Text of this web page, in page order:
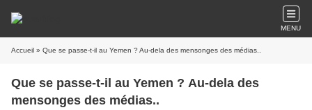
MENU
Accueil » Que se passe-t-il au Yemen ? Au-dela des mensonges des médias..
Que se passe-t-il au Yemen ? Au-dela des
mensonges des médias..